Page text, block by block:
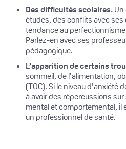
Des difficultés scolaires.
études, des conflits avec ses
tendance au
Parlez-en avec ses
pédagogique.
L’apparition de certains
sommeil, de l’alimentation,
(TOC). Si le niveau
à avoir des répercussions
mental et comportemental,
un professionnel de santé.